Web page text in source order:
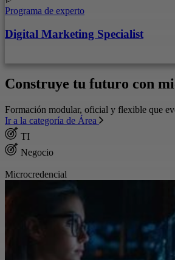
Programa de experto
Digital Marketing Specialist
Construye tu futuro con
Formación modular, oficial y flexible que
Ir a la categoría de Área
TI
Negocio
Microcredencial